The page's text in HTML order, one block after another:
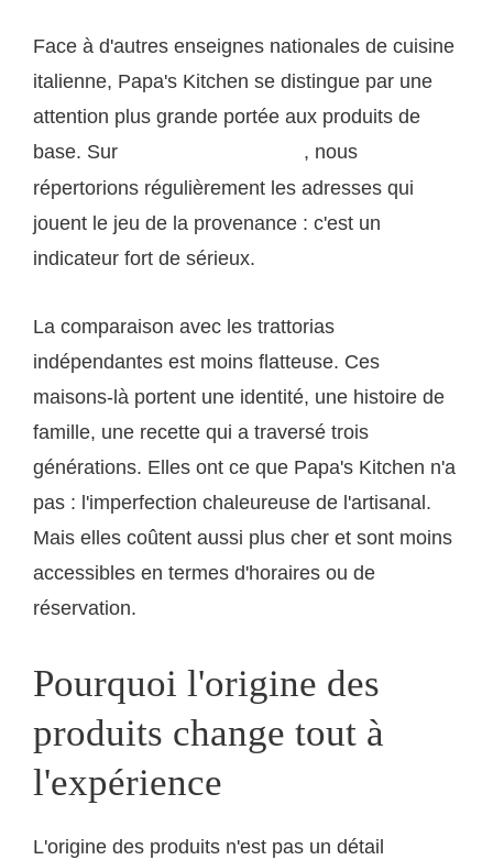
Face à d'autres enseignes nationales de cuisine
italienne, Papa's Kitchen se distingue par une
attention plus grande portée aux produits de
base. Sur
, nous
répertorions régulièrement les adresses qui
jouent le jeu de la provenance : c'est un
indicateur fort de sérieux.
La comparaison avec les trattorias
indépendantes est moins flatteuse. Ces
maisons-là portent une identité, une histoire de
famille, une recette qui a traversé trois
générations. Elles ont ce que Papa's Kitchen n'a
pas : l'imperfection chaleureuse de l'artisanal.
Mais elles coûtent aussi plus cher et sont moins
accessibles en termes d'horaires ou de
réservation.
Pourquoi l'origine des
produits change tout à
l'expérience
L'origine des produits n'est pas un détail